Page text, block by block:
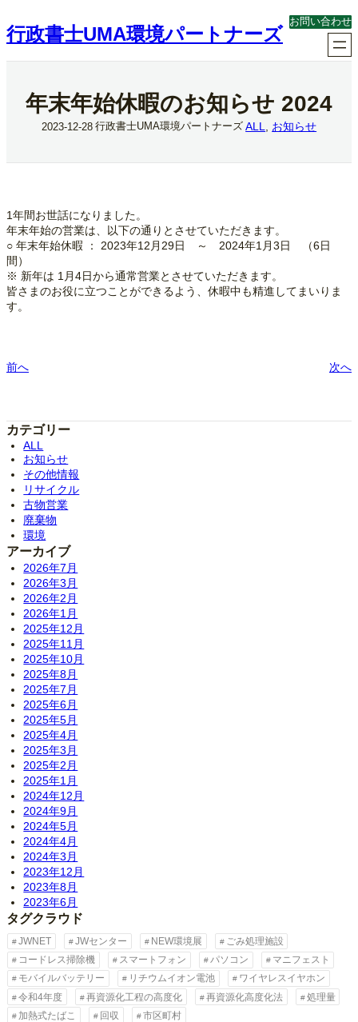
容
を
ス
行政書士UMA環境パートナーズ
お問い合わせ
年末年始休暇のお知らせ 2024
2023-12-28 行政書士UMA環境パートナーズ ALL, お知らせ
1年間お世話になりました。
年末年始の営業は、以下の通りとさせていただきます。
○ 年末年始休暇 ： 2023年12月29日 ～ 2024年1月3日 （6日
間）
※ 新年は 1月4日から通常営業とさせていただきます。
皆さまのお役に立つことができるよう、休暇中も精進してまいりま
す。
前へ 次へ
カテゴリー
ALL
お知らせ
その他情報
リサイクル
古物営業
廃棄物
環境
アーカイブ
2026年7月
2026年3月
2026年2月
2026年1月
2025年12月
2025年11月
2025年10月
2025年8月
2025年7月
2025年6月
2025年5月
2025年4月
2025年3月
2025年2月
2025年1月
2024年12月
2024年9月
2024年5月
2024年4月
2024年3月
2023年12月
2023年8月
2023年6月
タグクラウド
JWNET JWセンター NEW環境展
ごみ処理施設
コードレス掃除機
スマートフォン パソコン
マニフェスト
モバイルバッテリー
リチウムイオン電池
ワイヤレスイヤホン
令和4年度
再資源化工程の高度化 再資源化高度化法
処理量
加熱式たばこ
回収
市区町村